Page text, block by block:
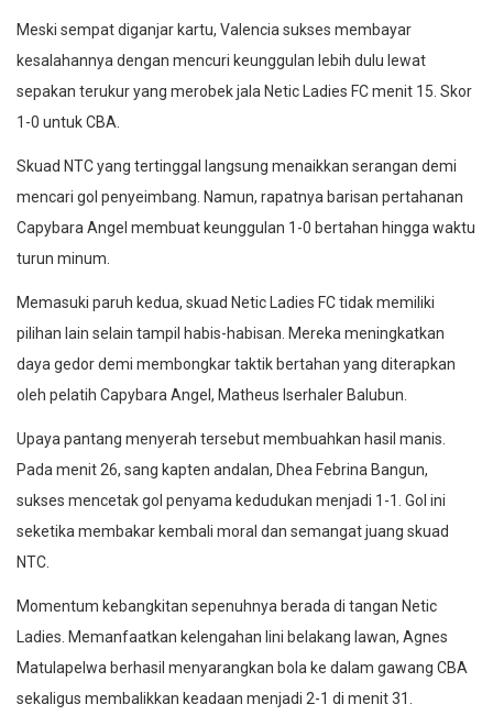
Meski sempat diganjar kartu, Valencia sukses membayar
kesalahannya dengan mencuri keunggulan lebih dulu lewat
sepakan terukur yang merobek jala Netic Ladies FC menit 15. Skor
1-0 untuk CBA.
Skuad NTC yang tertinggal langsung menaikkan serangan demi
mencari gol penyeimbang. Namun, rapatnya barisan pertahanan
Capybara Angel membuat keunggulan 1-0 bertahan hingga waktu
turun minum.
Memasuki paruh kedua, skuad Netic Ladies FC tidak memiliki
pilihan lain selain tampil habis-habisan. Mereka meningkatkan
daya gedor demi membongkar taktik bertahan yang diterapkan
oleh pelatih Capybara Angel, Matheus Iserhaler Balubun.
Upaya pantang menyerah tersebut membuahkan hasil manis.
Pada menit 26, sang kapten andalan, Dhea Febrina Bangun,
sukses mencetak gol penyama kedudukan menjadi 1-1. Gol ini
seketika membakar kembali moral dan semangat juang skuad
NTC.
Momentum kebangkitan sepenuhnya berada di tangan Netic
Ladies. Memanfaatkan kelengahan lini belakang lawan, Agnes
Matulapelwa berhasil menyarangkan bola ke dalam gawang CBA
sekaligus membalikkan keadaan menjadi 2-1 di menit 31.